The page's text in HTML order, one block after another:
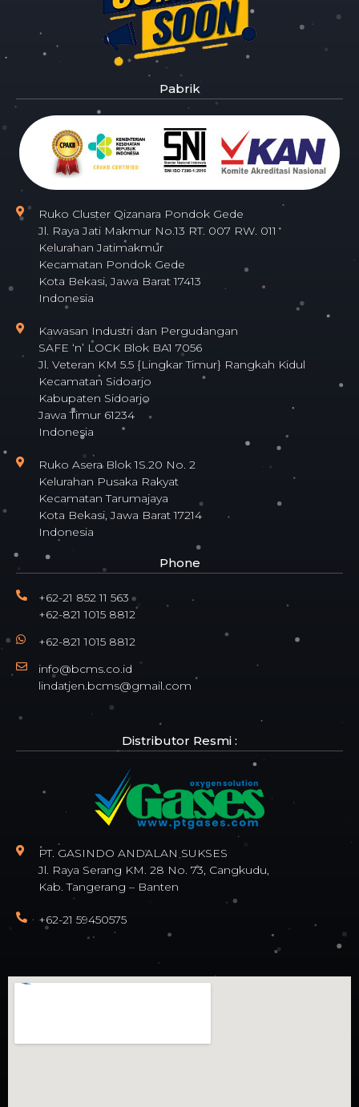
Pabrik
Ruko Cluster Qizanara Pondok Gede
Jl. Raya Jati Makmur No.13 RT. 007 RW. 011
Kelurahan Jatimakmur
Kecamatan Pondok Gede
Kota Bekasi, Jawa Barat 17413
Indonesia
Kawasan Industri dan Pergudangan
SAFE ‘n’ LOCK Blok BA1 7056
Jl. Veteran KM 5.5 {Lingkar Timur} Rangkah Kidul
Kecamatan Sidoarjo
Kabupaten Sidoarjo
Jawa Timur 61234
Indonesia
Ruko Asera Blok 1S.20 No. 2
Kelurahan Pusaka Rakyat
Kecamatan Tarumajaya
Kota Bekasi, Jawa Barat 17214
Indonesia
Phone
+62-21 852 11 563
+62-821 1015 8812
+62-821 1015 8812
info@bcms.co.id
lindatjen.bcms@gmail.com
Distributor Resmi :
PT. GASINDO ANDALAN SUKSES
Jl. Raya Serang KM. 28 No. 73, Cangkudu,
Kab. Tangerang – Banten
+62-21 59450575